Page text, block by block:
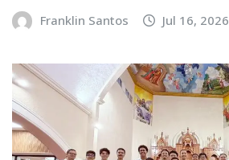
Franklin Santos Jul 16, 2026